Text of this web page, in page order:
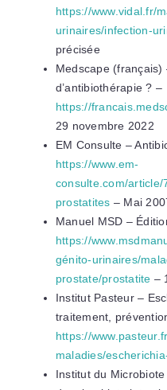
https://www.vidal.fr/
urinaires/infection-
précisée
Medscape
d’antibiothérapie ? –
https://
29 novembre 2022
EM Consulte –
https://www.em-
consulte.com/
prostatites – Mai
Manuel MSD –
https://
génito-urinaires/
prostate/prostatite –
Institut Pasteur –
traitement,
https://
maladies/
Institut du